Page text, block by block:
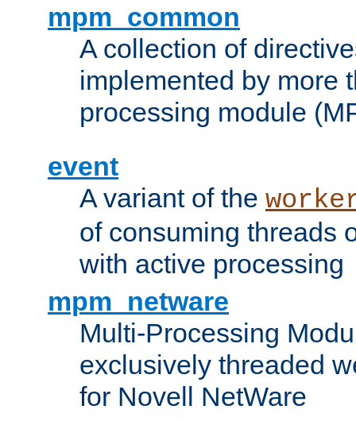
mpm_common
A collection of
implemented by more
processing module
event
A variant of the
of consuming threads
with active processing
mpm_netware
Multi-Processing
exclusively threaded
for Novell NetWare